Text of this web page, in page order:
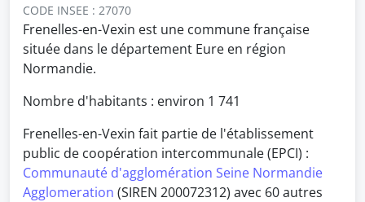
CODE INSEE : 27070
Frenelles-en-Vexin est une commune française
située dans le département Eure en région
Normandie.
Nombre d'habitants : environ 1 741
Frenelles-en-Vexin fait partie de l'établissement
public de coopération intercommunale (EPCI) :
Communauté d'agglomération Seine Normandie
Agglomeration (SIREN 200072312) avec 60 autres